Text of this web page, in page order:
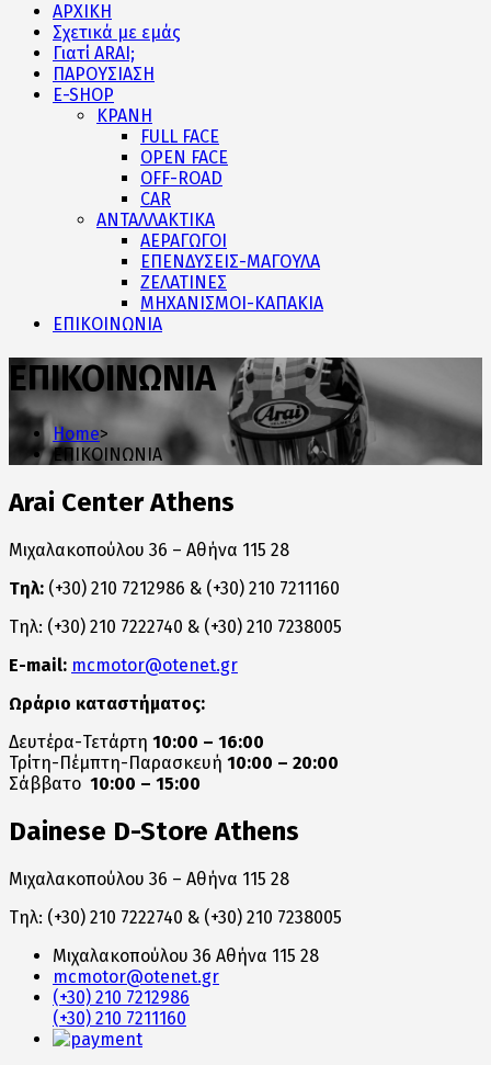
ΑΡΧΙΚΗ
Σχετικά με εμάς
Γιατί ARAI;
ΠΑΡΟΥΣΙΑΣΗ
E-SHOP
ΚΡΑΝΗ
FULL FACE
OPEN FACE
OFF-ROAD
CAR
ΑΝΤΑΛΛΑΚΤΙΚΑ
ΑΕΡΑΓΩΓΟΙ
ΕΠΕΝΔΥΣΕΙΣ-ΜΑΓΟΥΛΑ
ΖΕΛΑΤΙΝΕΣ
ΜΗΧΑΝΙΣΜΟΙ-ΚΑΠΑΚΙΑ
ΕΠΙΚΟΙΝΩΝΙΑ
ΕΠΙΚΟΙΝΩΝΙΑ
Home>
ΕΠΙΚΟΙΝΩΝΙΑ
Arai Center Athens
Μιχαλακοπούλου 36 – Αθήνα 115 28
Τηλ: (+30) 210 7212986 & (+30) 210 7211160
Τηλ: (+30) 210 7222740 & (+30) 210 7238005
E-mail: mcmotor@otenet.gr
Ωράριο καταστήματος:
Δευτέρα-Τετάρτη 10:00 – 16:00
Τρίτη-Πέμπτη-Παρασκευή 10:00 – 20:00
Σάββατο 10:00 – 15:00
Dainese D-Store Athens
Μιχαλακοπούλου 36 – Αθήνα 115 28
Τηλ: (+30) 210 7222740 & (+30) 210 7238005
Μιχαλακοπούλου 36 Αθήνα 115 28
mcmotor@otenet.gr
(+30) 210 7212986
(+30) 210 7211160